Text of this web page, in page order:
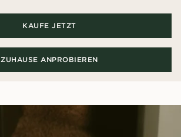
KAUFE JETZT
ZUHAUSE ANPROBIEREN